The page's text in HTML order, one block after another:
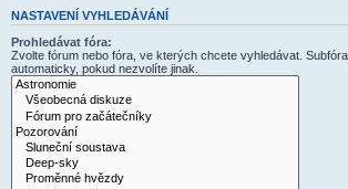
NASTAVENÍ VYHLEDÁVÁNÍ
Prohledávat fóra:
Zvolte fórum nebo fóra, ve kterých chcete vyhledávat.
automaticky, pokud nezvolíte jinak.